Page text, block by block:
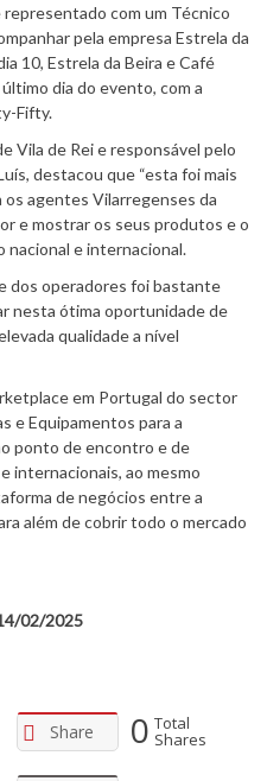
com um Técnico
pela empresa Estrela da
10, Estrela da Beira e Café
dia do evento, com a
Fifty.
Vila de Rei e responsável pelo
destacou que “esta foi mais
agentes Vilarregenses da
e mostrar os seus produtos e o
nacional e internacional.
dos operadores foi bastante
nesta ótima oportunidade de
qualidade a nível
em Portugal do sector
e Equipamentos para a
ponto de encontro e de
internacionais, ao mesmo
de negócios entre a
além de cobrir todo o mercado
02/2025
Share 0 Total
Shares